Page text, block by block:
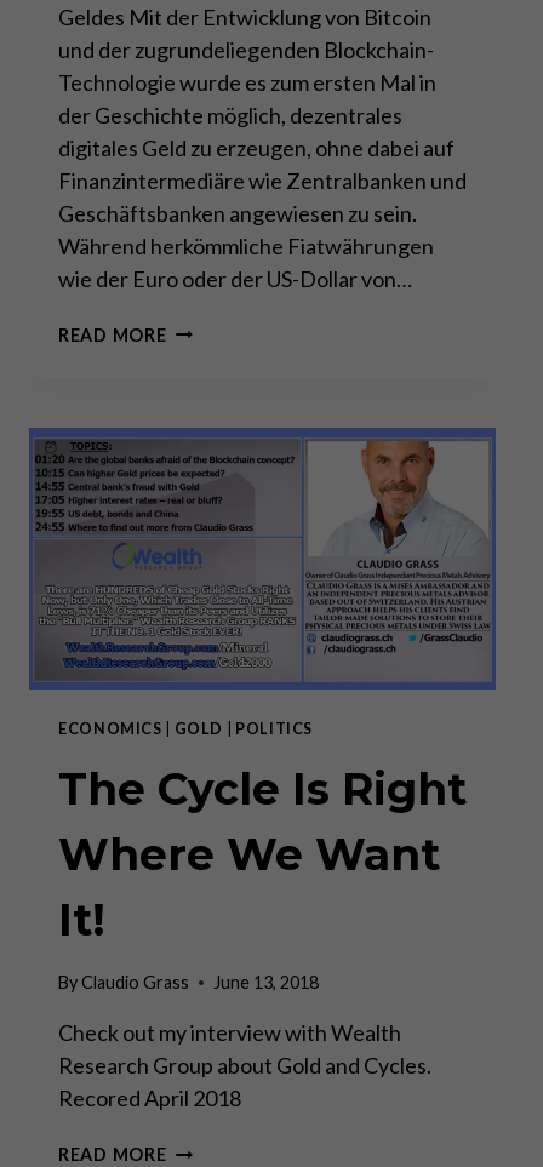
Geldes Mit der Entwicklung von Bitcoin
und der zugrundeliegenden Blockchain-
Technologie wurde es zum ersten Mal in
der Geschichte möglich, dezentrales
digitales Geld zu erzeugen, ohne dabei auf
Finanzintermediäre wie Zentralbanken und
Geschäftsbanken angewiesen zu sein.
Während herkömmliche Fiatwährungen
wie der Euro oder der US-Dollar von…
READ MOREBITCOIN
DIE
DEZENTRALE
ZUKUNFT
DES
GELDES
ECONOMICS GOLD POLITICS
The Cycle Is Right
Where We Want
It!
ByClaudio Grass June 13, 2018
Check out my interview with Wealth
Research Group about Gold and Cycles.
Recored April 2018
READ MORETHE